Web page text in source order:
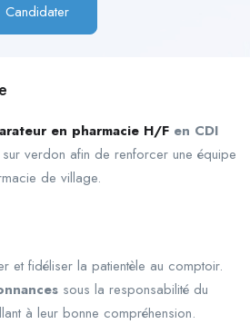
Candidater
en pharmacie H/F en CDI
verdon afin de renforcer une équipe
de village.
et fidéliser la patientèle au comptoir.
sous la responsabilité du
à leur bonne compréhension.